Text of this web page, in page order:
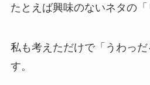
たとえば興味のないネタの「
私も考えただけで「うわっ
す。